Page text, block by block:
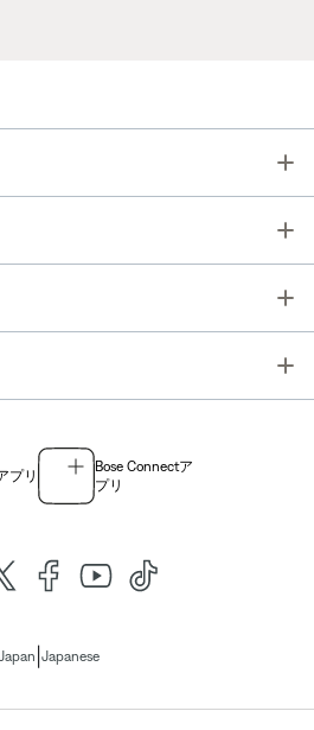
プリ
Bose Connectア
プリ
Japanese